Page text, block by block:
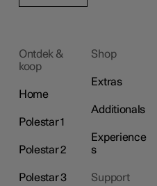
Ontdek &
koop
Home
Polestar 1
Polestar 2
Polestar 3
Shop
Extras
Additionals
Experience
s
Support